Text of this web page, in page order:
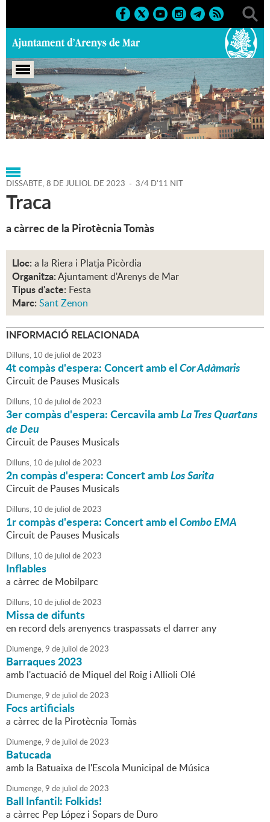
Portada > Agenda > 08-07-
2023 > Marcs > Culturals > 2023 > Sant Zenon
DISSABTE,8 DE JULIOL DE 2023 - 3/4 D'11 NIT
Traca
a càrrec de la Pirotècnia Tomàs
Lloc: a la Riera i Platja Picòrdia
Organitza:Ajuntament d'Arenys de Mar
Tipus d'acte: Festa
Marc: Sant Zenon
INFORMACIÓ RELACIONADA
Dilluns, 10 de juliol de2023
4t compàs d'espera: Concert amb elCor Adàmaris
Circuit de Pauses Musicals
Dilluns, 10 de juliol de2023
3er compàs d'espera: Cercavila ambLa Tres Quartans
de Deu
Circuit de Pauses Musicals
Dilluns, 10 de juliol de2023
2n compàs d'espera: Concert ambLos Sarita
Circuit de Pauses Musicals
Dilluns, 10 de juliol de2023
1r compàs d'espera: Concert amb elCombo EMA
Circuit de Pauses Musicals
Dilluns, 10 de juliol de2023
Inflables
a càrrec de Mobilparc
Dilluns, 10 de juliol de2023
Missa de difunts
en record dels arenyencs traspassats el darrer any
Diumenge,9 de juliol de2023
Barraques 2023
amb l'actuació de Miquel del Roig i Allioli Olé
Diumenge,9 de juliol de2023
Focs artificials
a càrrec de la Pirotècnia Tomàs
Diumenge,9 de juliol de2023
Batucada
amb la Batuaixa de l'Escola Municipal de Música
Diumenge,9 de juliol de2023
Ball Infantil: Folkids!
a càrrec Pep López i Sopars de Duro